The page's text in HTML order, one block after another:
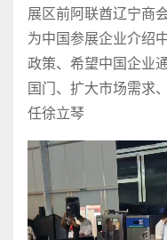
展区前阿联酋辽宁商
为中国参展企业介绍
政策、希望中国企业
国门、扩大市场需求
任徐立琴
视
播
放